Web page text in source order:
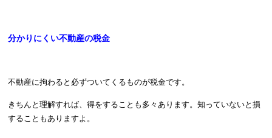
分かりにくい不動産の税金
不動産に拘わると必ずついてくるものが税金です。
きちんと理解すれば、得をすることも多々あります。知っていないと損
することもありますよ。